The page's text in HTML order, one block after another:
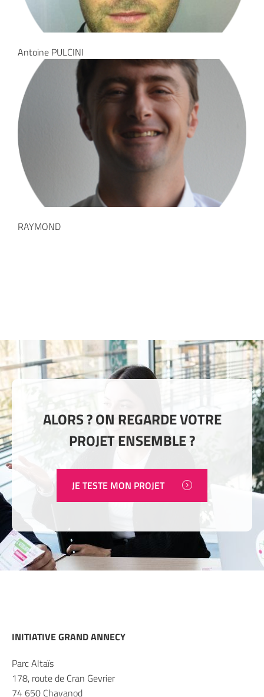
Antoine PULCINI
RAYMOND
ALORS ? ON REGARDE VOTRE
PROJET ENSEMBLE ?
JE TESTE MON PROJET
INITIATIVE GRAND ANNECY
Parc Altaïs
178, route de Cran Gevrier
74 650 Chavanod